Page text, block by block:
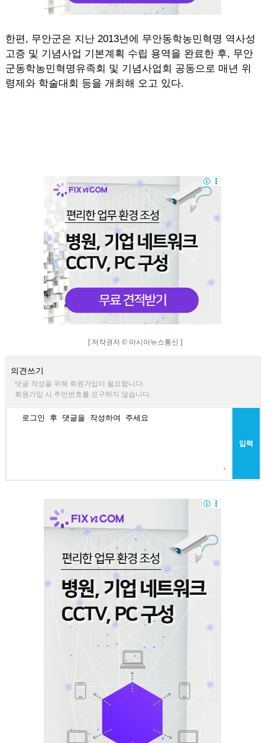
한편, 무안군은 지난 2013년에 무안동학농민혁명 역사성
고증 및 기념사업 기본계획 수립 용역을 완료한 후, 무안
군동학농민혁명유족회 및 기념사업회 공동으로 매년 위
령제와 학술대회 등을 개최해 오고 있다.
[ 저작권자 © 아시아뉴스통신 ]
의견쓰기
댓글 작성을 위해 회원가입이 필요합니다.
회원가입 시 주민번호를 요구하지 않습니다.
입력